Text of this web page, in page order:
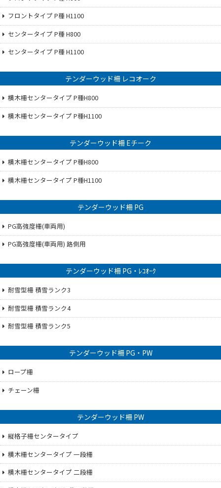
フロントタイプ P種 H1100
センタータイプ P種 H800
センタータイプ P種 H1100
テンダーウッド柵 レコオーク
横木柵センタータイプ P種H800
横木柵センタータイプ P種H1100
テンダーウッド柵 Eチーク
横木柵センタータイプ P種H800
横木柵センタータイプ P種H1100
テンダーウッド柵 PG
PG高強度柵(車両用)
PG高強度柵(車両用) 路側用
テンダーウッド柵 PG・ﾚｺｵｰｸ
耐雪型柵 積雪ランク3
耐雪型柵 積雪ランク4
耐雪型柵 積雪ランク5
テンダーウッド柵 PG・PW
ロープ柵
チェーン柵
テンダーウッド柵 PW
縦格子柵センタータイプ
横木柵センタータイプ 一段柵
横木柵センタータイプ 二段柵